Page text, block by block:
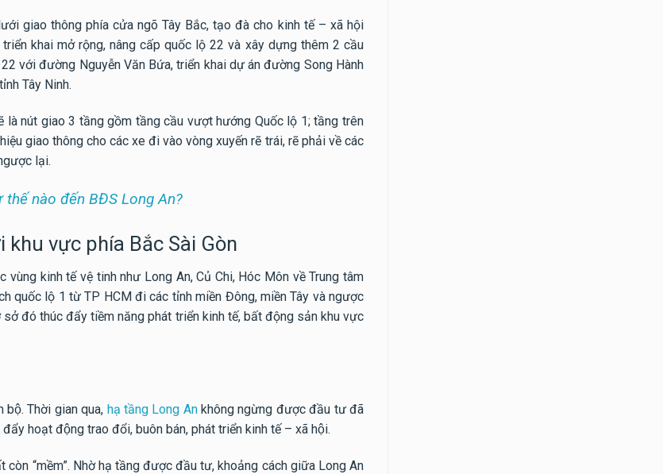
giao thông phía cửa ngõ Tây Bắc, tạo đà cho kinh tế – xã hội
khai mở rộng, nâng cấp quốc lộ 22 và xây dựng thêm 2 cầu
với đường Nguyễn Văn Bứa, triển khai dự án đường Song Hành
Tây Ninh.
nút giao 3 tầng gồm tầng cầu vượt hướng Quốc lộ 1; tầng trên
giao thông cho các xe đi vào vòng xuyến rẽ trái, rẽ phải về các
lại.
nào đến BĐS Long An?
vực phía Bắc Sài Gòn
kinh tế vệ tinh như Long An, Củ Chi, Hóc Môn về Trung tâm
quốc lộ 1 từ TP HCM đi các tỉnh miền Đông, miền Tây và ngược
đó thúc đẩy tiềm năng phát triển kinh tế, bất động sản khu vực
bộ. Thời gian qua, hạ tầng Long Ankhông ngừng được đầu tư đã
hoạt động trao đổi, buôn bán, phát triển kinh tế – xã hội.
“mềm”. Nhờ hạ tầng được đầu tư, khoảng cách giữa Long An